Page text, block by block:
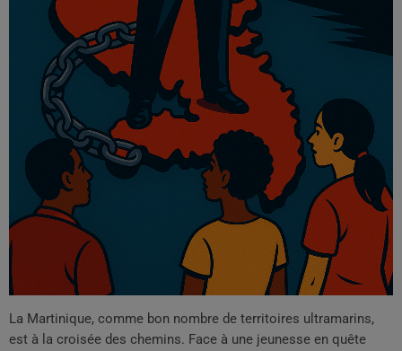
La Martinique, comme bon nombre de territoires ultramarins,
est à la croisée des chemins. Face à une jeunesse en quête